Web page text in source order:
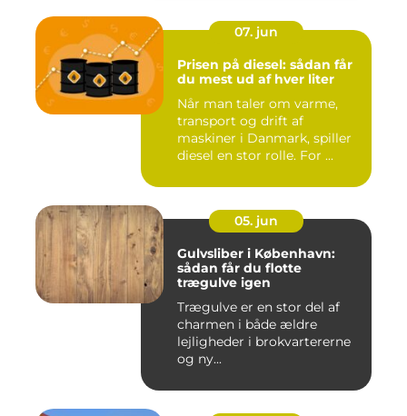
07. jun
Prisen på diesel: sådan får
du mest ud af hver liter
Når man taler om varme,
transport og drift af
maskiner i Danmark, spiller
diesel en stor rolle. For ...
05. jun
Gulvsliber i København:
sådan får du flotte
trægulve igen
Trægulve er en stor del af
charmen i både ældre
lejligheder i brokvartererne
og ny...